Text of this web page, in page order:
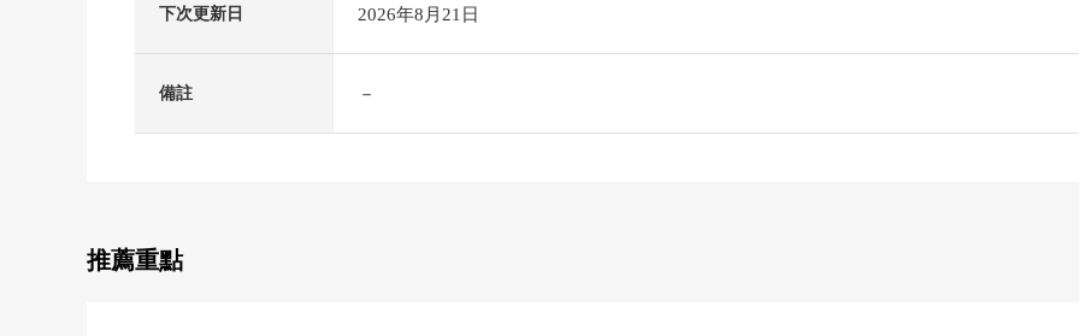
下次更新日 2026年8月21日
備註 －
推薦重點